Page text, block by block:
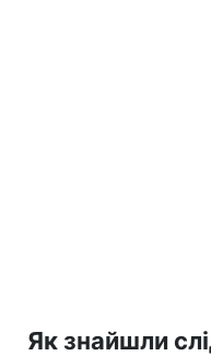
Як знайшли